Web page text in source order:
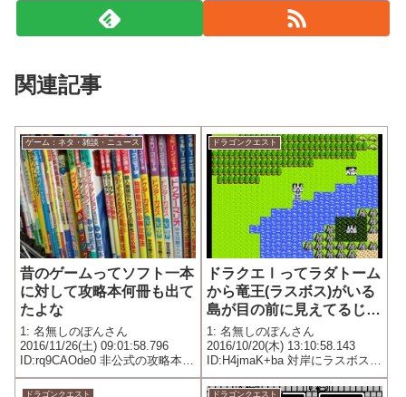
関連記事
ゲーム：ネタ・雑談・ニュース
昔のゲームってソフト一本
に対して攻略本何冊も出て
たよな
1: 名無しのぽんさん
2016/11/26(土) 09:01:58.796
ID:rq9CAOde0 非公式の攻略本と
か
ドラゴンクエスト
ドラクエⅠってラダトーム
から竜王(ラスボス)がいる
島が目の前に見えてるじゃ
んか
1: 名無しのぽんさん
2016/10/20(木) 13:10:58.143
ID:H4jmaK+ba 対岸にラスボスの
城が見えてるのに何で船を使わ
ないの？ 陸路で遠回りするよ
ドラゴンクエスト ドラゴンクエスト